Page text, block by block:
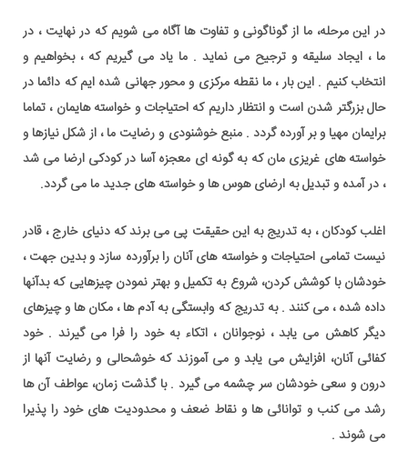
در این مرحله، ما از گوناگونی و تفاوت ها آگاه می شویم که در نهایت ، در
ما ، ایجاد سلیقه و ترجیح می نماید . ما یاد می گیریم که ، بخواهیم و
انتخاب کنیم . این بار ، ما نقطه مرکزی و محور جهانی شده ایم که دائما در
حال بزرگتر شدن است و انتظار داریم که احتياجات و خواسته هایمان ، تماما
برایمان مهیا و بر آورده گردد . منبع خوشنودی و رضایت ما ، از شکل نیازها و
خواسته های غریزی مان که به گونه ای معجزه آسا در کودکی ارضا می شد
، در آمده و تبدیل به ارضای هوس ها و خواسته های جدید ما می گردد.
اغلب کودکان ، به تدریج به این حقیقت پی می برند که دنیای خارج ، قادر
نیست تمامی احتیاجات و خواسته های آنان را برآورده سازد و بدین جهت ،
خودشان با کوشش کردن، شروع به تکمیل و بهتر نمودن چیزهایی که بدآنها
داده شده ، می کنند . به تدریج که وابستگی به آدم ها ، مکان ها و چیزهای
دیگر کاهش می یابد ، نوجوانان ، اتکاء به خود را فرا می گیرند . خود
کفائی آنان، افزایش می یابد و می آموزند که خوشحالی و رضایت آنها از
درون و سعی خودشان سر چشمه می گیرد . با گذشت زمان، عواطف آن ها
رشد می کنب و توانائی ها و نقاط ضعف و محدودیت های خود را پذیرا
می شوند .